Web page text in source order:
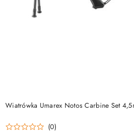
Wiatrówka Umarex Notos Carbine Set
(0)
DO KOSZYKA